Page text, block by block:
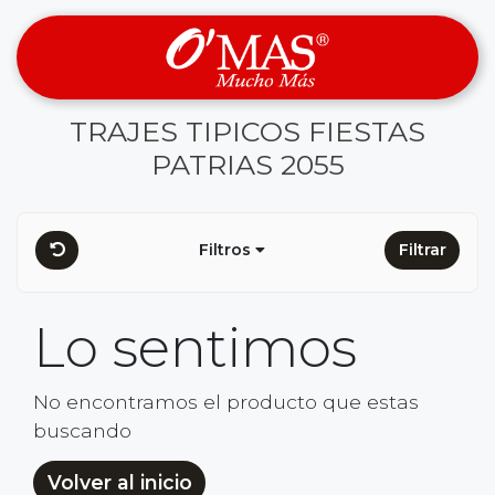
TRAJES TIPICOS FIESTAS
PATRIAS 2055
Filtros Filtrar
Lo sentimos
No encontramos el producto que estas
buscando
Volver al inicio